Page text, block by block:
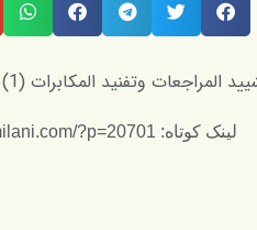
المراجعات وتفنيد المكابرات (1)
لینک کوتاه: https://al-milani.com/?p=20701